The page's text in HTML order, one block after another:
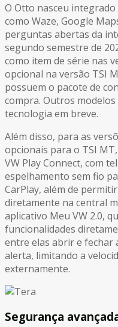
O Otto nasceu
como Waze, Google
perguntas abertas da
segundo semestre de
como item de série nas
opcional na versão TSI
possuem o pacote de
compra. Outros
tecnologia em breve.
Além disso, para as
opcionais para o TSI
VW Play Connect, com
espelhamento sem fio
CarPlay, além de
diretamente na central
aplicativo Meu VW 2.0,
funcionalidades
entre elas abrir e fechar
alerta, limitando a
externamente.
Segurança